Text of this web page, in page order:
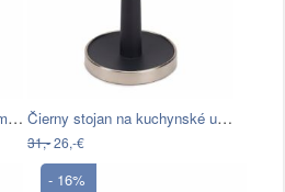
Odkvapávač s podložkou v medenej farbe… Čierny stojan na kuchynské utierky…
31,-26,-€
- 16%